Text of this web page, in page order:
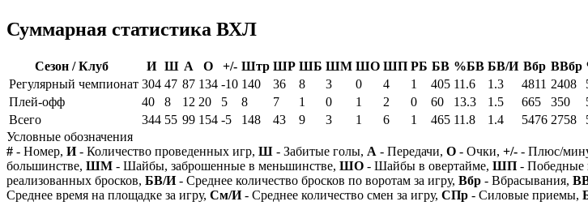
Суммарная статистика ВХЛ
Сезон / Клуб И Ш А О +/- Штр ШР ШБ ШМ ШО ШП РБ БВ %БВ БВ/И Вбр ВВбр
Регулярный чемпионат 304 47 87 134 -10 140 36 8 3 0 4 1 405 11.6 1.3 4811 2408
Плей-офф
40 8 12 20 5 8 7 1 0 1 2 0 60 13.3 1.5 665 350
Всего
344 55 99 154 -5 148 43 9 3 1 6 1 465 11.8 1.4 5476 2758
Условные обозначения
# - Номер, И- Количество проведенных игр, Ш - Забитые голы, А - Передачи, О - Очки, +/- - Плюс/
большинстве, ШМ - Шайбы, заброшенные в меньшинстве, ШО - Шайбы в овертайме, ШП - Победные
реализованных бросков, БВ/И- Среднее количество бросков по воротам за игру, Вбр - Вбрасывания,
Среднее время на площадке за игру, См/И- Среднее количество смен за игру, СПр - Силовые приемы,